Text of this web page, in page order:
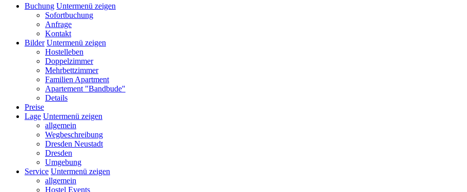
Buchung Untermenü zeigen
Sofortbuchung
Anfrage
Kontakt
Bilder Untermenü zeigen
Hostelleben
Doppelzimmer
Mehrbettzimmer
Familien Apartment
Apartement "Bandbude"
Details
Preise
Lage Untermenü zeigen
allgemein
Wegbeschreibung
Dresden Neustadt
Dresden
Umgebung
Service Untermenü zeigen
allgemein
Hostel Events